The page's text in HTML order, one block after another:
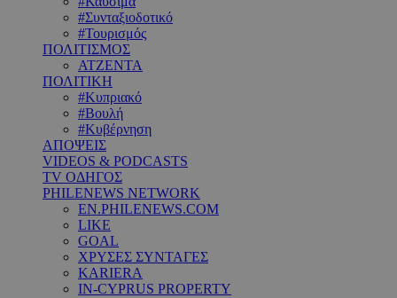
#Συνταξιοδοτικό
#Τουρισμός
ΠΟΛΙΤΙΣΜΟΣ
ΑΤΖΕΝΤΑ
ΠΟΛΙΤΙΚΗ
#Κυπριακό
#Βουλή
#Κυβέρνηση
ΑΠΟΨΕΙΣ
VIDEOS & PODCASTS
TV ΟΔΗΓΟΣ
PHILENEWS NETWORK
EN.PHILENEWS.COM
LIKE
GOAL
ΧΡΥΣΕΣ ΣΥΝΤΑΓΕΣ
KARIERA
IN-CYPRUS PROPERTY